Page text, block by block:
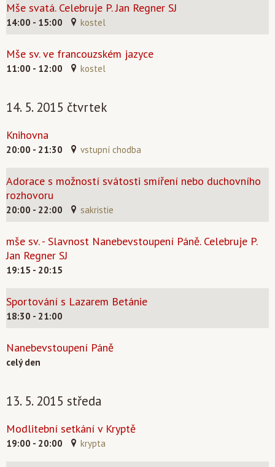
Mše svatá. Celebruje P. Jan Regner SJ
14:00 - 15:00 kostel
Mše sv. ve francouzském jazyce
11:00 - 12:00 kostel
14. 5. 2015 čtvrtek
Knihovna
20:00 - 21:30 vstupní chodba
Adorace s možností svátosti smíření nebo duchovního
rozhovoru
20:00 - 22:00 sakristie
mše sv. - Slavnost Nanebevstoupení Páně. Celebruje P.
Jan Regner SJ
19:15 - 20:15
Sportování s Lazarem Betánie
18:30 - 21:00
Nanebevstoupení Páně
celý den
13. 5. 2015 středa
Modlitební setkání v Kryptě
19:00 - 20:00 krypta